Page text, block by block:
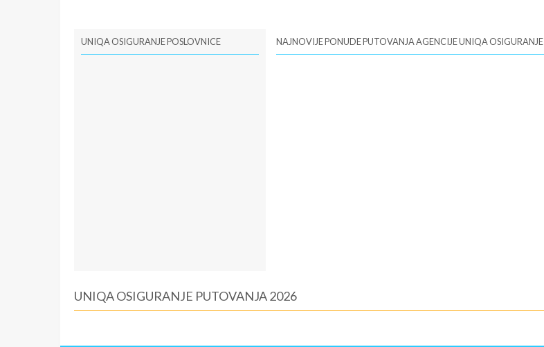
UNIQA OSIGURANJE POSLOVNICE NAJNOVIJE PONUDE PUTOVANJA AGENCIJE UNIQA OSIGURANJE
UNIQA OSIGURANJE PUTOVANJA 2026